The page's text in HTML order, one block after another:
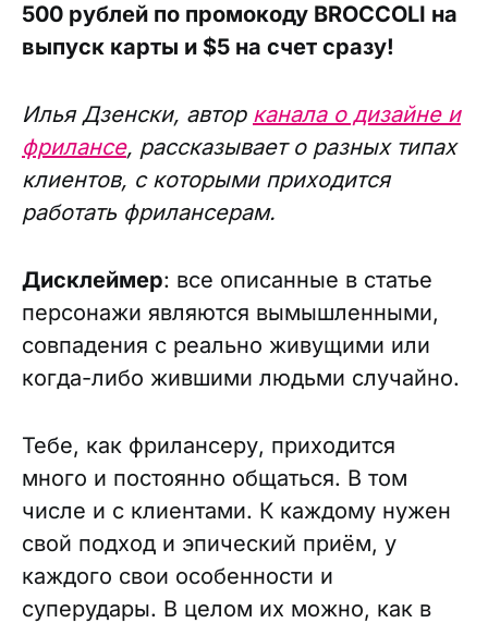
500 рублей по промокоду BROCCOLI на
выпуск карты и $5 на счет сразу!
Илья Дзенски, автор канала о дизайне и
фрилансе, рассказывает о разных типах
клиентов, с которыми приходится
работать фрилансерам.
Дисклеймер: все описанные в статье
персонажи являются вымышленными,
совпадения с реально живущими или
когда-либо жившими людьми случайно.
Тебе, как фрилансеру, приходится
много и постоянно общаться. В том
числе и с клиентами. К каждому нужен
свой подход и эпический приём, у
каждого свои особенности и
суперудары. В целом их можно, как в